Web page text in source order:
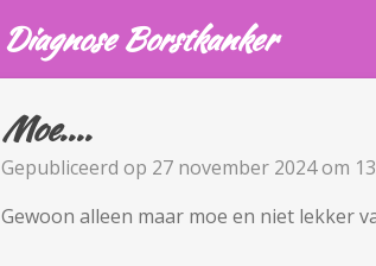
Diagnose Borstkanker
Moe....
Gepubliceerd op 27 november 2024 om
Gewoon alleen maar moe en niet lekker